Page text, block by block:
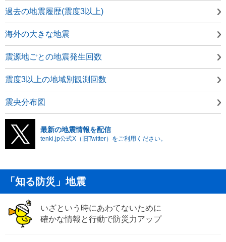
過去の地震履歴(震度3以上)
海外の大きな地震
震源地ごとの地震発生回数
震度3以上の地域別観測回数
震央分布図
最新の地震情報を配信
tenki.jp公式X（旧Twitter）をご利用ください。
「知る防災」地震
いざという時にあわてないために
確かな情報と行動で防災力アップ